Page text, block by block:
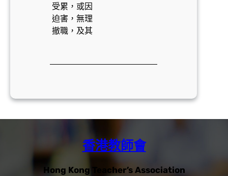
受累，或因
迫害，無理
撤職，及其
香港教師會
Hong Kong Teacher’s Association